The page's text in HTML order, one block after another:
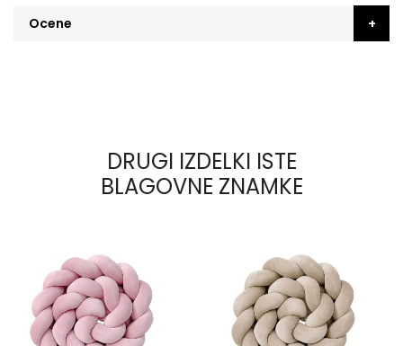
Ocene
DRUGI IZDELKI ISTE
BLAGOVNE ZNAMKE